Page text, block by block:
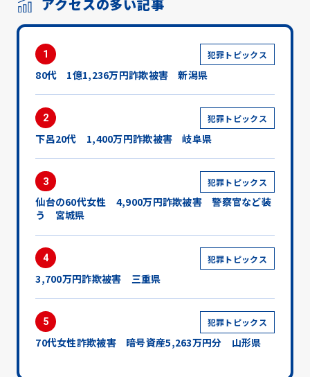
1 犯罪トピックス
80代 1億1,236万円詐欺被害 新潟県
2 犯罪トピックス
下呂20代 1,400万円詐欺被害 岐阜県
3 犯罪トピックス
仙台の60代女性 4,900万円詐欺被害 警察官など装
う 宮城県
4 犯罪トピックス
3,700万円詐欺被害 三重県
5 犯罪トピックス
70代女性詐欺被害 暗号資産5,263万円分 山形県